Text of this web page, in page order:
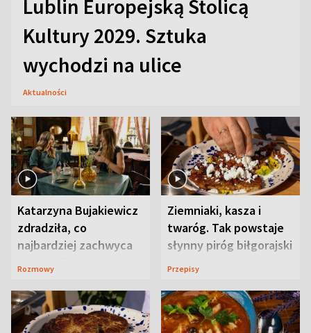
Lublin Europejską Stolicą
Kultury 2029. Sztuka
wychodzi na ulice
Aktualności
Katarzyna Bujakiewicz
zdradziła, co
najbardziej zachwyca
ją w Lublinie
Rozmowy
Ziemniaki, kasza i
twaróg. Tak powstaje
słynny piróg biłgorajski
Przepisy